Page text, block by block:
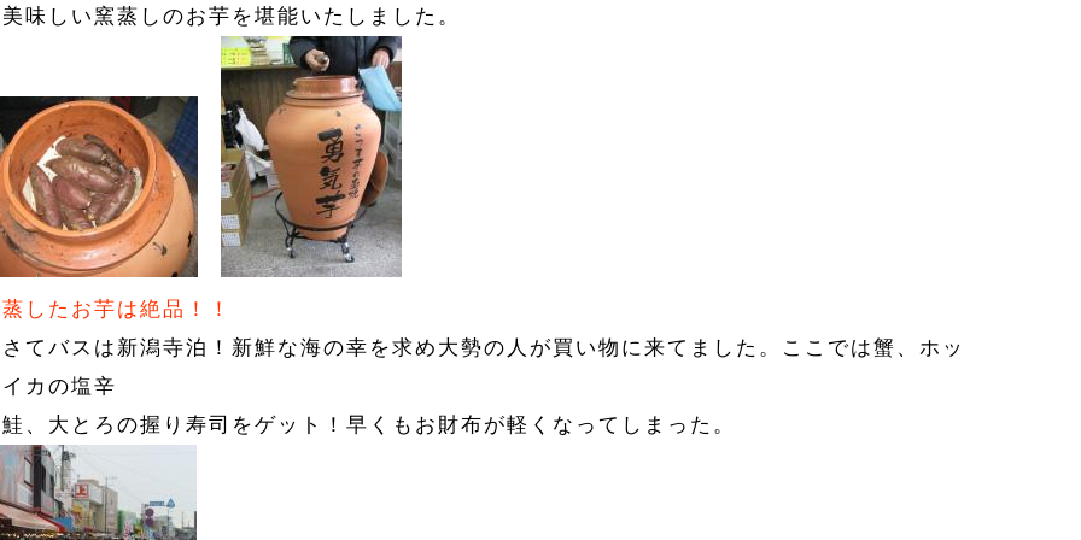
味しい窯蒸しのお芋を堪能いたしました。
したお芋は絶品！！
てバスは新潟寺泊！新鮮な海の幸を求め大勢の人が買い物に来てました。ここでは蟹、ホッ
カの塩辛
、大とろの握り寿司をゲット！早くもお財布が軽くなってしまった。